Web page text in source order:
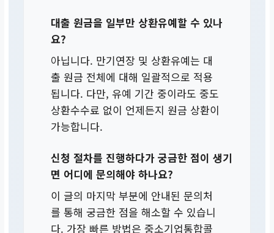
대출 원금을 일부만 상환유예할 수 있나
요?
아닙니다. 만기연장 및 상환유예는 대
출 원금 전체에 대해 일괄적으로 적용
됩니다. 다만, 유예 기간 중이라도 중도
상환수수료 없이 언제든지 원금 상환이
가능합니다.
신청 절차를 진행하다가 궁금한 점이 생기
면 어디에 문의해야 하나요?
이 글의 마지막 부분에 안내된 문의처
를 통해 궁금한 점을 해소할 수 있습니
다. 가장 빠른 방법은 중소기업통합콜